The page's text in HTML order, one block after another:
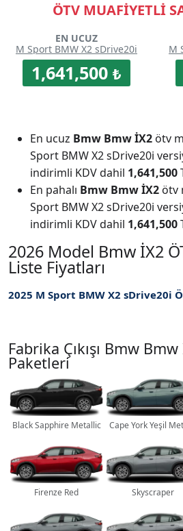
ÖTV MUAFİYETLİ
EN UCUZ
M Sport BMW X2 sDrive20i
1,641,500 ₺
M
En ucuz Bmw Bmw İX2 ötv
Sport BMW X2 sDrive20i
indirimli KDV dahil 1,641,500
En pahalı Bmw Bmw İX2 ötv
Sport BMW X2 sDrive20i
indirimli KDV dahil 1,641,500
2026 Model Bmw İX2
Liste Fiyatları
Fabrika Çıkışı Bmw
Paketleri
Black Sapphire Metallic Cape York Yeşil
Firenze Red Skyscraper